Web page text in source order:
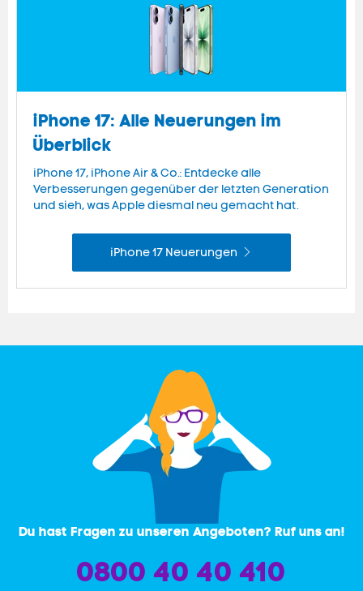
iPhone 17: Alle Neuerungen im
Überblick
iPhone 17, iPhone Air & Co.: Entdecke alle
Verbesserungen gegenüber der letzten Generation
und sieh, was Apple diesmal neu gemacht hat.
iPhone 17 Neuerungen
Du hast Fragen zu unseren Angeboten? Ruf uns an!
0800 40 40 410